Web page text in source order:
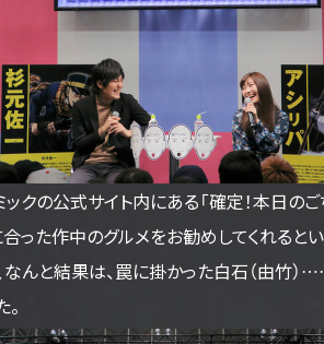
クの公式サイト内にある「確定！本日の
った作中のグルメをお勧めしてくれると
んと結果は、罠に掛かった白石（由竹